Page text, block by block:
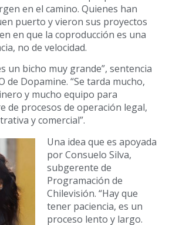
en el camino. Quienes han
puerto y vieron sus proyectos
en que la coproducción es una
no de velocidad.
un bicho muy grande”, sentencia
de Dopamine. “Se tarda mucho,
y mucho equipo para
de procesos de operación legal,
y comercial”.
Una idea que es apoyada
por Consuelo Silva,
subgerente de
Programación de
Chilevisión. “Hay que
tener paciencia, es un
proceso lento y largo.